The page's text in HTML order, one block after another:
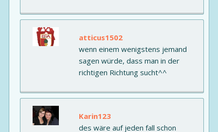
atticus1502
wenn einem wenigstens jemand
sagen würde, dass man in der
richtigen Richtung sucht^^
Karin123
des wäre auf jeden fall schon